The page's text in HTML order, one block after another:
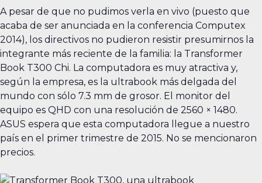
A pesar de que no pudimos verla en vivo (puesto que
acaba de ser anunciada en la conferencia Computex
2014), los directivos no pudieron resistir presumirnos la
integrante más reciente de la familia: la Transformer
Book T300 Chi. La computadora es muy atractiva y,
según la empresa, es la ultrabook más delgada del
mundo con sólo 7.3 mm de grosor. El monitor del
equipo es QHD con una resolución de 2560 × 1480.
ASUS espera que esta computadora llegue a nuestro
país en el primer trimestre de 2015. No se mencionaron
precios.